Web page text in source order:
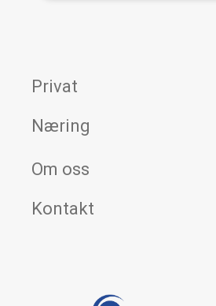
Privat
Næring
Om oss
Kontakt